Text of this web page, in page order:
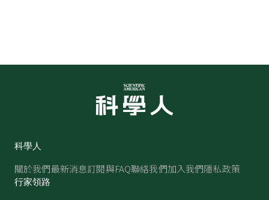
科學人
關於我們最新消息訂閱與FAQ聯絡我們加入我們隱私政策
行家領路